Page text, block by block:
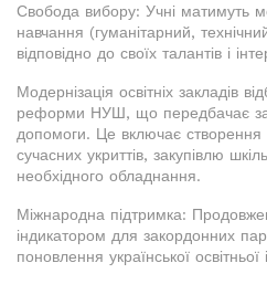
Свобода вибору: Учні матимуть
навчання (гуманітарний,
відповідно до своїх талантів і
Модернізація освітніх закладів
реформи НУШ, що передбачає
допомоги. Це включає створення
сучасних укриттів, закупівлю
необхідного обладнання.
Міжнародна підтримка:
індикатором для закордонних
поновлення української